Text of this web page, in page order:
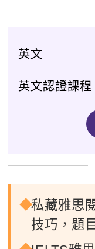
私藏雅思
技巧，題